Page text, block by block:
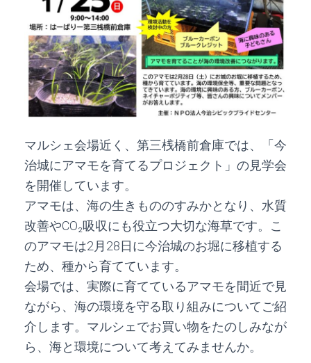
マルシェ会場近く、第三桟橋前倉庫では、「今
治城にアマモを育てるプロジェクト」の見学会
を開催しています。
アマモは、海の生きもののすみかとなり、水質
改善やCO₂吸収にも役立つ大切な海草です。こ
のアマモは2月28日に今治城のお堀に移植する
ため、種から育てています。
会場では、実際に育てているアマモを間近で見
ながら、海の環境を守る取り組みについてご紹
介します。マルシェでお買い物をたのしみなが
ら、海と環境について考えてみませんか。